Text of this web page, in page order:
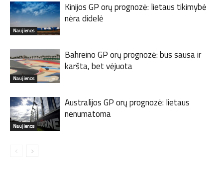
Naujienos
Kinijos GP orų prognozė: lietaus tikimybė
nėra didelė
Naujienos
Bahreino GP orų prognozė: bus sausa ir
karšta, bet vėjuota
Naujienos
Australijos GP orų prognozė: lietaus
nenumatoma